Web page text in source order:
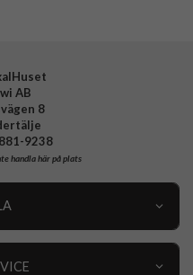
AB
8
9238
handla här på plats